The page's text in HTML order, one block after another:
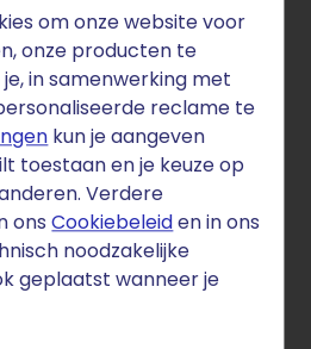
om onze website voor
onze producten te
in samenwerking met
reclame te
kun je aangeven
toestaan en je keuze op
Verdere
onsCookiebeleiden in ons
noodzakelijke
geplaatst wanneer je
van het juiste